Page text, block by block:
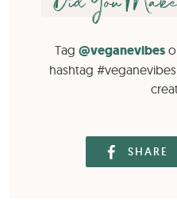
Tag @veganevibes
hashtag
SHARE